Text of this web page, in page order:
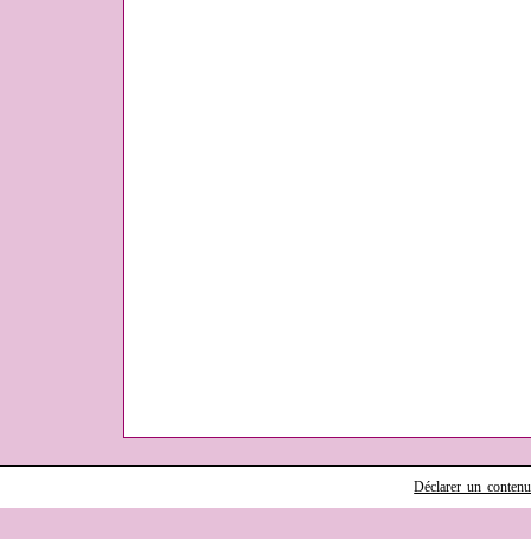
Déclarer un